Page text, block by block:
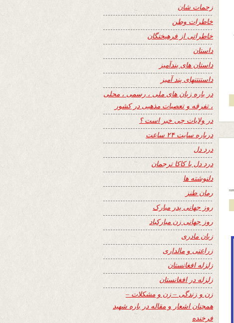
زحمات شان
خاطرات وطن
خاطراتی از فرهیختگان
داستان
داستان های پندآمیز
داستنتنهای پند آمیز
در باره زبان های ملی ، رسمی ، محلی
، تفرقه و تعصبات مذهبی در کشور
در ولایات چی خبر است ؟
درباره سایت ۲۴ ساعت
درد دل
درد دل با کاکا ترجمان
دلنوشته ها
رمان طنز
روز جهانی پدر مبارک
روز جهانی زن مبارکباد
زبان مادری
زراعتی و مالداری
زلزله افغانستان
زلزله در افغانستان
زن و زندگی – زن و مشکلات –
همچنان اشعار و مقاله در باره شهید
فرخنده